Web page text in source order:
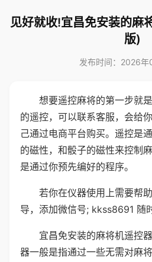
见好就收!宜昌免安装的麻
版)
发布时间：2026年
想要遥控麻将的第一步就
的遥控，可以联系客服，会给
己通过电商平台购买。遥控是
的磁性，和骰子的磁性来控制
是通过你预先编好的程序。
若你在仪器使用上需要帮
导，添加微信号; kkss8691 随
宜昌免安装的麻将机遥控
器一般是指通过一些无需对麻